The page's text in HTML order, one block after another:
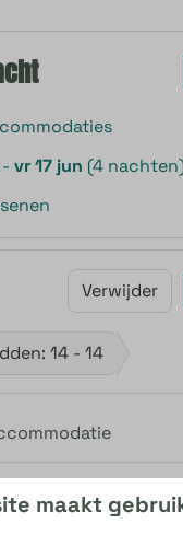
-vr 17 jun (4 nachten)
Verwijder
14 - 14
maakt